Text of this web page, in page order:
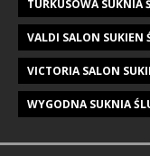
TURKUSOWA SUKNIA
VALDI SALON SUKIEN
VICTORIA SALON
WYGODNA SUKNIA